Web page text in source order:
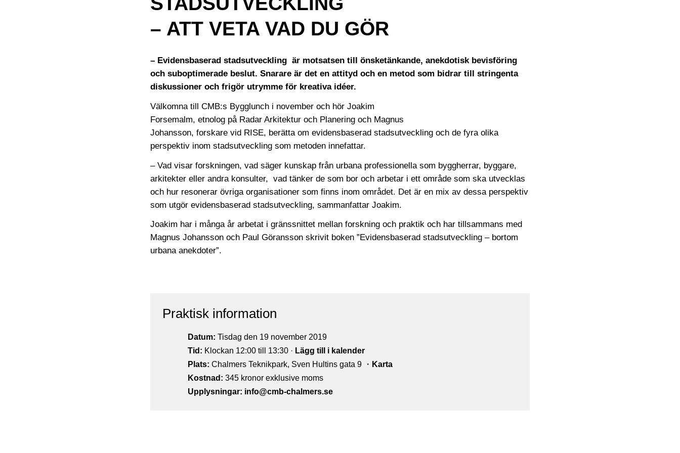
– ATT VETA VAD DU GÖR
– Evidensbaserad stadsutveckling är motsatsen till önsketänkande, anekdotisk bevisföring
och suboptimerade beslut. Snarare är det en attityd och en metod som bidrar till stringenta
diskussioner och frigör utrymme för kreativa idéer.
Välkomna till CMB:s Bygglunch i november och hör Joakim
Forsemalm, etnolog på Radar Arkitektur och Planering och Magnus
Johansson, forskare vid RISE, berätta om evidensbaserad stadsutveckling och de fyra olika
perspektiv inom stadsutveckling som metoden innefattar.
– Vad visar forskningen, vad säger kunskap från urbana professionella som byggherrar, byggare,
arkitekter eller andra konsulter, vad tänker de som bor och arbetar i ett område som ska utvecklas
och hur resonerar övriga organisationer som finns inom området. Det är en mix av dessa perspektiv
som utgör evidensbaserad stadsutveckling, sammanfattar Joakim.
Joakim har i många år arbetat i gränssnittet mellan forskning och praktik och har tillsammans med
Magnus Johansson och Paul Göransson skrivit boken ”Evidensbaserad stadsutveckling – bortom
urbana anekdoter”.
Praktisk information
Datum: Tisdag den 19 november 2019
Tid: Klockan 12:00 till 13:30 · Lägg till i kalender
Plats: Chalmers Teknikpark, Sven Hultins gata 9 ・ Karta
Kostnad: 345 kronor exklusive moms
Upplysningar: info@cmb-chalmers.se